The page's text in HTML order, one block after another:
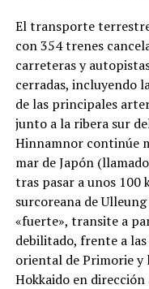
El transporte
con 354 trenes
carreteras y
cerradas, incluyendo
de las principales
junto a la ribera sur
Hinnamnor continúe
mar de Japón
tras pasar a unos 100
surcoreana de
«fuerte», transite a
debilitado, frente a
oriental de Primorie y
Hokkaido en